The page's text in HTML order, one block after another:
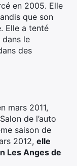
en 2005. Elle
que son
Elle a tenté
le
des
mars 2011,
de l’auto
saison de
2012, elle
Les Anges de